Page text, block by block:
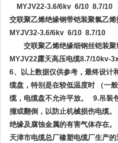
MYJV22-3.6/6kv 6/10 8.7/10
交联聚乙烯绝缘钢带铠装聚氯乙
MYJV32-3.6/6kv 6/10 8.7/10
交联聚乙烯绝缘细钢丝铠装聚
MYJV22露天高压电缆8.7/10kv-
6、以上数据仅供参考，最终设计
缆盘，特别是在较低温度时 （一
缆，电缆盘不允许平放。 9.吊装
撞或翻倒，以防止机械损伤电缆
绝缘及腐蚀金属的有害气体存在
天津市电缆总厂橡塑电缆厂生产